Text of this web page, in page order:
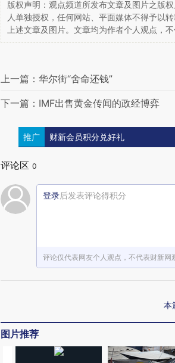
版权声明：观点频道所发布文章及图片之版
人单独授权，任何网站、平面媒体不得予以
上述文章及图片。文章均为作者个人观点，不
上一篇：华尔街“舍命还钱”
下一篇：IMF出售黄金传闻的政经博弈
推广 财新会员积分兑好礼
评论区 0
登录后发表评论得积分
评论仅代表网友个人观点，不代表财新网
本
图片推荐